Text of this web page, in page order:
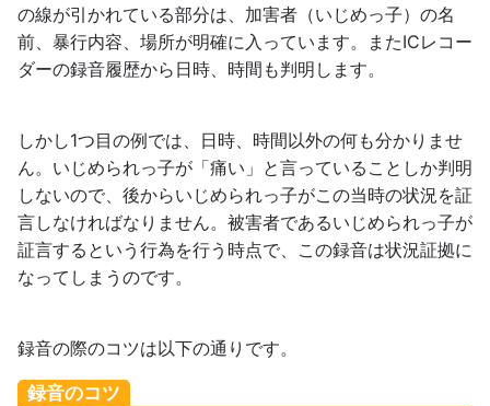
の線が引かれている部分は、加害者（いじめっ子）の名
前、暴行内容、場所が明確に入っています。またICレコー
ダーの録音履歴から日時、時間も判明します。
しかし1つ目の例では、日時、時間以外の何も分かりませ
ん。いじめられっ子が「痛い」と言っていることしか判明
しないので、後からいじめられっ子がこの当時の状況を証
言しなければなりません。被害者であるいじめられっ子が
証言するという行為を行う時点で、この録音は状況証拠に
なってしまうのです。
録音の際のコツは以下の通りです。
録音のコツ